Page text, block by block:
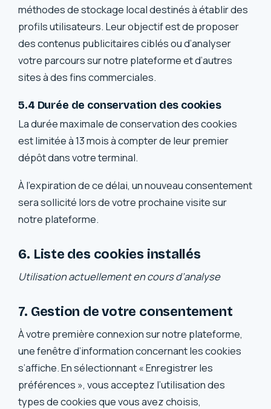
méthodes de stockage local destinés à établir des
profils utilisateurs. Leur objectif est de proposer
des contenus publicitaires ciblés ou d’analyser
votre parcours sur notre plateforme et d’autres
sites à des fins commerciales.
5.4 Durée de conservation des cookies
La durée maximale de conservation des cookies
est limitée à 13 mois à compter de leur premier
dépôt dans votre terminal.
À l’expiration de ce délai, un nouveau consentement
sera sollicité lors de votre prochaine visite sur
notre plateforme.
6. Liste des cookies installés
Utilisation actuellement en cours d’analyse
7. Gestion de votre consentement
À votre première connexion sur notre plateforme,
une fenêtre d’information concernant les cookies
s’affiche. En sélectionnant « Enregistrer les
préférences », vous acceptez l’utilisation des
types de cookies que vous avez choisis,